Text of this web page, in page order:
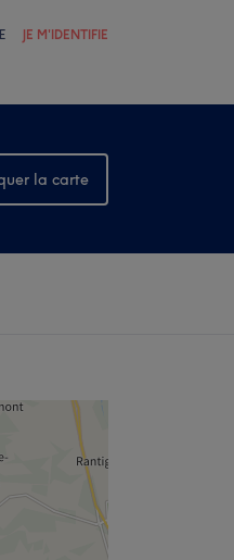
JE M'IDENTIFIE
la carte
la carte